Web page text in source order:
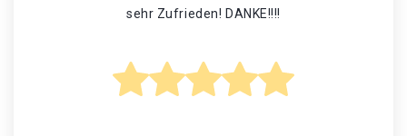
sehr Zufrieden! DANKE!!!!